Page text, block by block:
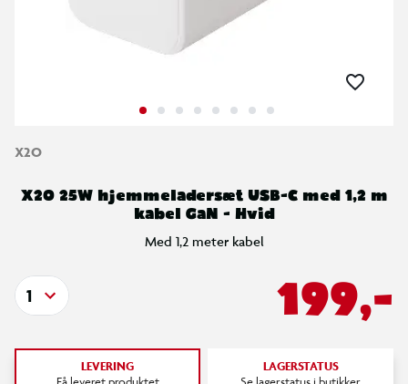
X2O
X2O 25W hjemmeladersæt USB-C med 1,2 m
kabel GaN - Hvid
Med 1,2 meter kabel
199,-
1
LEVERING
Få leveret produktet
LAGERSTATUS
Se lagerstatus i butikker